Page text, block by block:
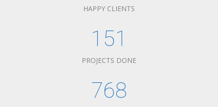
HAPPY CLIENTS
151
PROJECTS DONE
768